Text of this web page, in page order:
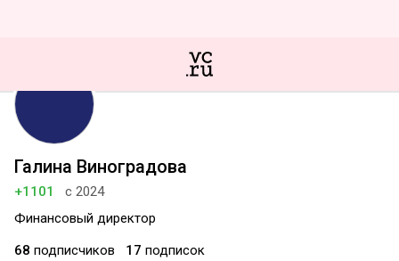
Галина Виноградова
+1101
с 2024
Финансовый директор
68 подписчиков 17 подписок